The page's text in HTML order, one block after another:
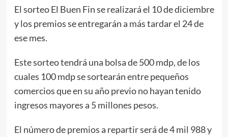
El sorteo El Buen Fin se realizará el 10 de diciembre
y los premios se entregarán a más tardar el 24 de
ese mes.
Este sorteo tendrá una bolsa de 500 mdp, de los
cuales 100 mdp se sortearán entre pequeños
comercios que en su año previo no hayan tenido
ingresos mayores a 5 millones pesos.
El número de premios a repartir será de 4 mil 988 y